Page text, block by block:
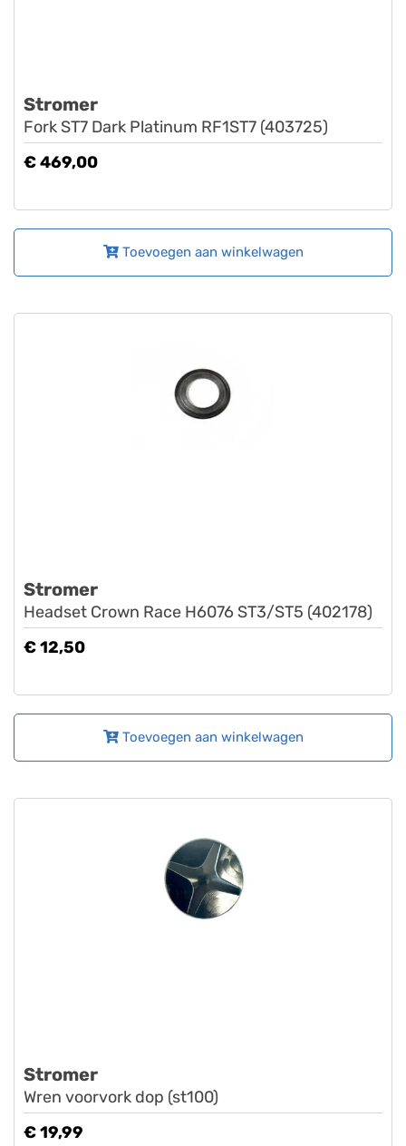
Stromer
Fork ST7 Dark Platinum RF1ST7 (403725)
€ 469,00
Toevoegen aan winkelwagen
Stromer
Headset Crown Race H6076 ST3/ST5 (402178)
€ 12,50
Toevoegen aan winkelwagen
Stromer
Wren voorvork dop (st100)
€ 19,99